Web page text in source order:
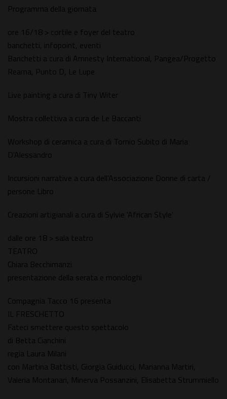
Programma della giornata
ore 16/18 > cortile e foyer del teatro
banchetti, infopoint, eventi
Banchetti a cura di Amnesty International, Pangea/Progetto
Reama, Punto D, Le Lupe
Live painting a cura di Tiny Witer
Mostra collettiva a cura de Le Baccanti
Workshop di ceramica a cura di Tornio Subito di Maria
D'Alessandro
Incursioni narrative a cura dell'Associazione Donne di carta /
persone Libro
Creazioni artigianali a cura di Sylvie 'African Style'
dalle ore 18 > sala teatro
TEATRO
Chiara Becchimanzi
presentazione della serata e monologhi
Compagnia Tacco 16 presenta
IL FRESCHETTO
Fateci smettere questo spettacolo
di Betta Cianchini
regia Laura Milani
con Martina Battisti, Giorgia Guiducci, Marianna Martiri,
Valeria Montanari, Minerva Possanzini, Elisabetta Strummiello